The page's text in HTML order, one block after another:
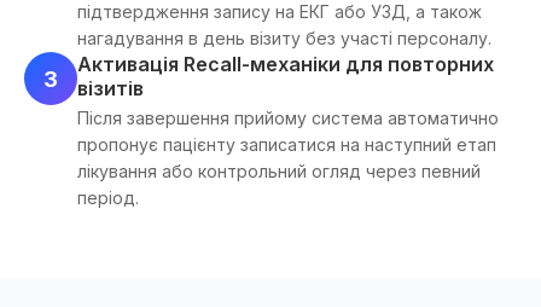
підтвердження запису на ЕКГ або УЗД, а також
нагадування в день візиту без участі персоналу.
3
Активація Recall-механіки для повторних
візитів
Після завершення прийому система автоматично
пропонує пацієнту записатися на наступний етап
лікування або контрольний огляд через певний
період.